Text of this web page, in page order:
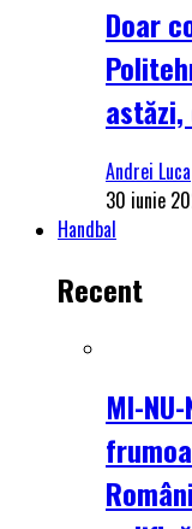
Doar
Andrei Luca
30 iunie
Handbal
Recent
MI-